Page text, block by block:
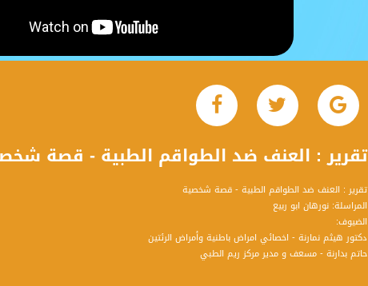
تقرير : العنف ضد الطواقم الطبية - قصة شخصية ،صباحنا غير،12-9-
تقرير : العنف ضد الطواقم الطبية - قصة شخصية
المراسلة: نورهان ابو ربيع
الضيوف:
دكتور هيثم نمارنة - اخصائي امراض باطنية وأمراض الرئتين
حاتم بدارنة - مسعف و مدير مركز ريم الطبي